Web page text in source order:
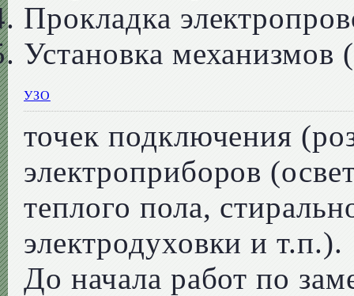
Прокладка
Установка механизмов
УЗО
точек подключения
электроприборов
теплого пола,
электродуховки и т.п.).
До начала работ по